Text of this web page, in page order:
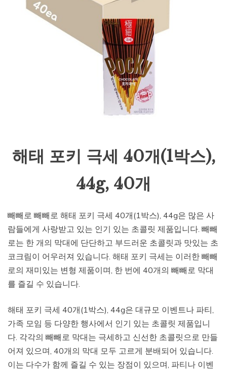
해태 포키 극세 40개(1박스),
44g, 40개
빼빼로 빼빼로 해태 포키 극세 40개(1박스), 44g은 많은 사
람들에게 사랑받고 있는 인기 있는 초콜릿 제품입니다. 빼빼
로는 한 개의 막대에 단단하고 부드러운 초콜릿과 맛있는 초
코크림이 어우러져 있습니다. 해태 포키 극세는 이러한 빼빼
로의 재미있는 변형 제품이며, 한 번에 40개의 빼빼로 막대
를 즐길 수 있습니다.
해태 포키 극세 40개(1박스), 44g은 대규모 이벤트나 파티,
가족 모임 등 다양한 행사에서 인기 있는 초콜릿 제품입니
다. 각각의 빼빼로 막대는 극세하고 신선한 초콜릿으로 만들
어져 있으며, 40개의 막대 모두 고르게 분배되어 있습니다.
이는 다수가 함께 즐길 수 있는 장점이 있으며, 파티나 이벤